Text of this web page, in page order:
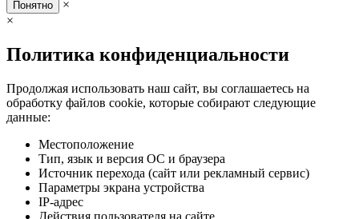
Понятно
×
×
Политика конфиденциальности
Продолжая использовать наш сайт, вы соглашаетесь на
обработку файлов cookie, которые собирают следующие
данные:
Местоположение
Тип, язык и версия ОС и браузера
Источник перехода (сайт или рекламный сервис)
Параметры экрана устройства
IP-адрес
Действия пользователя на сайте